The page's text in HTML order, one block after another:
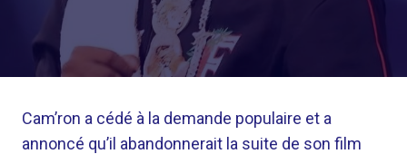
Cam’ron a cédé à la demande populaire et a
annoncé qu’il abandonnerait la suite de son film